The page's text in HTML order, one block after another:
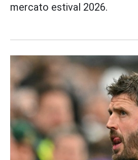
mercato estival 2026.